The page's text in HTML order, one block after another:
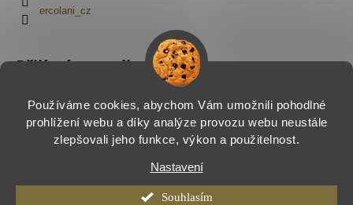
Používáme cookies, abychom Vám umožnili pohodlné
prohlížení webu a díky analýze provozu webu neustále
zlepšovali jeho funkce, výkon a použitelnost.
Nastavení
Souhlasím
ercolani_cz
Přijímáme online platby
Vytvořil Shoptet
Ercolani.cz. Všechna práva vyhrazena.